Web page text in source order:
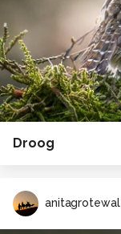
Droog
anitagrotewal